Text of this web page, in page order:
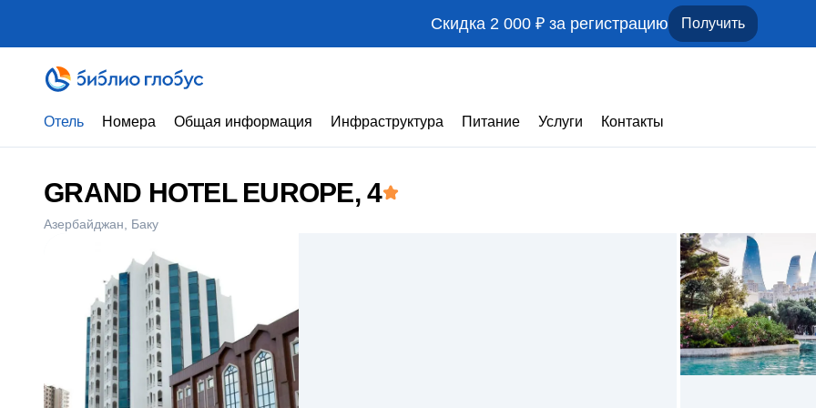
Скидка 2 000 ₽ за регистрацию Получить
Отель Номера Общая информация Инфраструктура Питание Услуги Контакты
GRAND HOTEL EUROPE, 4
Азербайджан Баку